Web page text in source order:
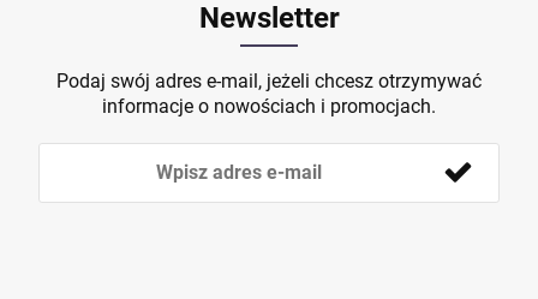
Newsletter
Podaj swój adres e-mail, jeżeli chcesz otrzymywać
informacje o nowościach i promocjach.